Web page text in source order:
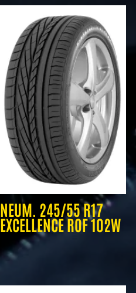
NEUM. 245/55 R17
EXCELLENCE ROF 102W